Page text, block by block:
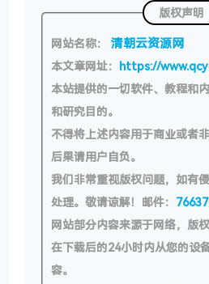
版权声明
网站名称： 清朝云资源网
本文章网址： https://
本站提供的一切软件、教程和
和研究目的。
不得将上述内容用于商业或者
后果请用户自负。
我们非常重视版权问题，如有
处理。敬请谅解！邮件：
网站部分内容来源于网络，版
在下载后的24小时内从您的设
容。